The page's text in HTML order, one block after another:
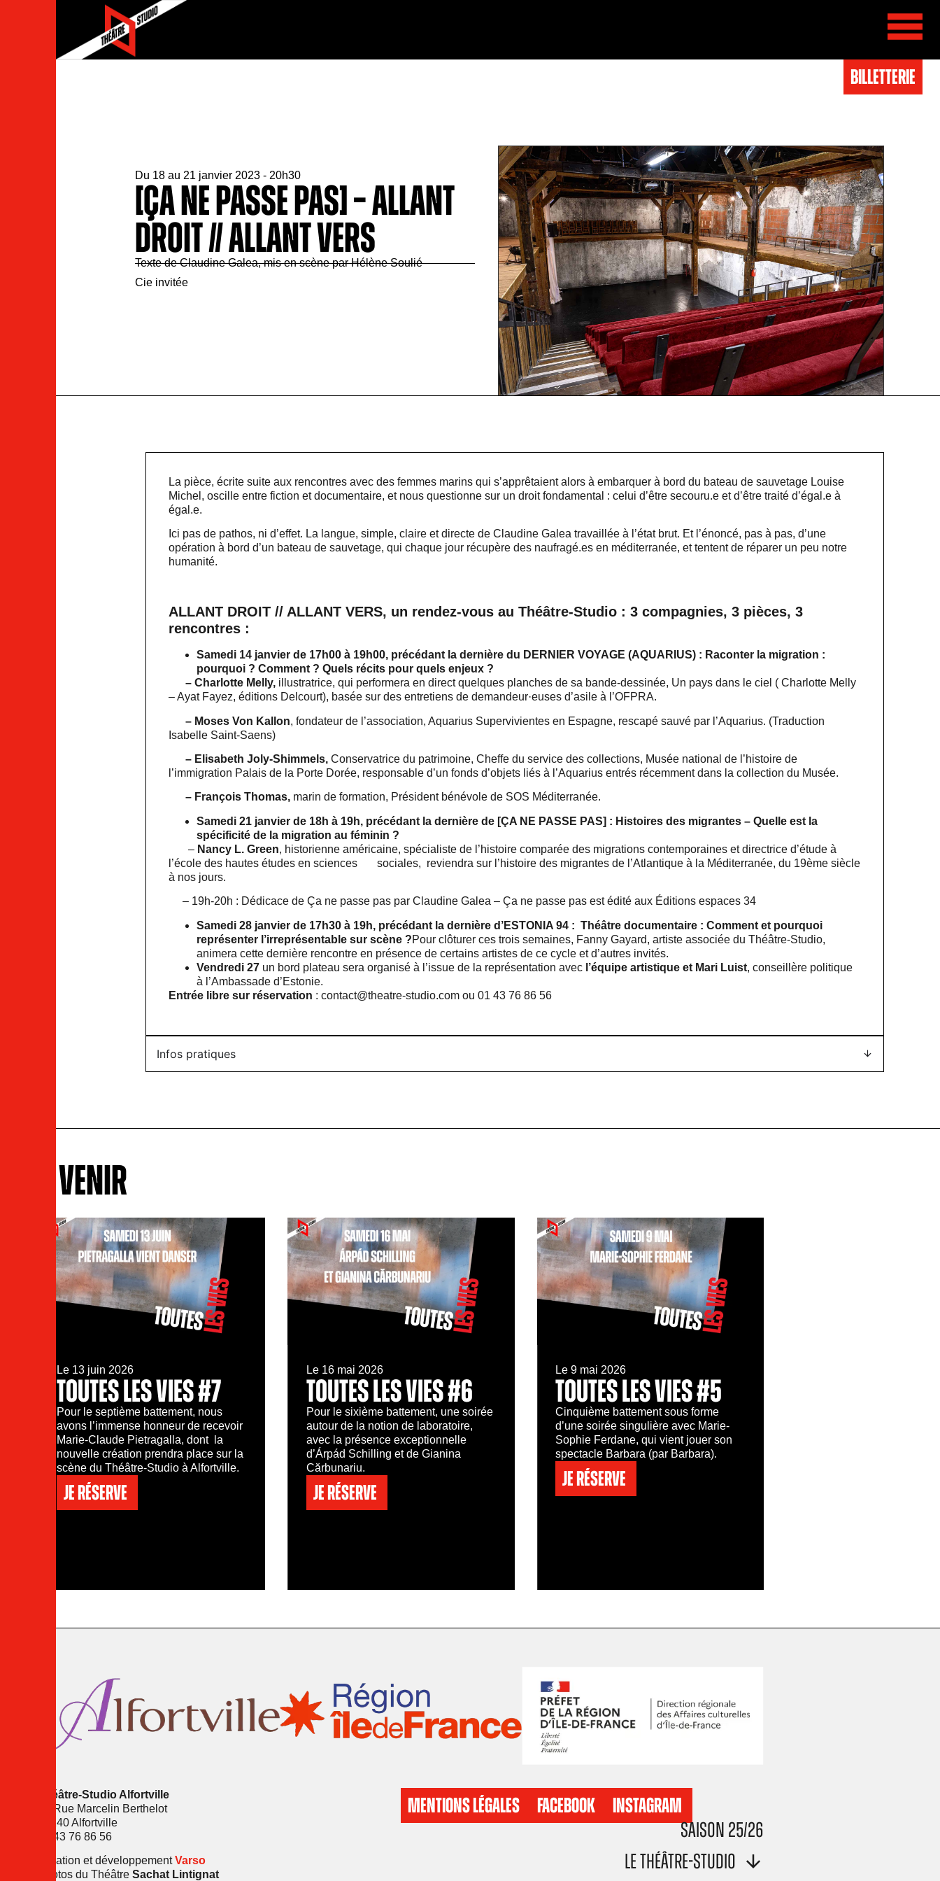
BIlletterie
Du 18 au 21 janvier 2023 - 20h30
[ÇA NE PASSE PAS] – ALLANT
DROIT // ALLANT VERS
Texte de Claudine Galea, mis en scène par Hélène Soulié
Cie invitée
La pièce, écrite suite aux rencontres avec des femmes marins qui s’apprêtaient alors à embarquer à bord du bateau de sauvetage Louise
Michel, oscille entre fiction et documentaire, et nous questionne sur un droit fondamental : celui d’être secouru.e et d’être traité d’égal.e à
égal.e.
Ici pas de pathos, ni d’effet. La langue, simple, claire et directe de Claudine Galea travaillée à l’état brut. Et l’énoncé, pas à pas, d’une
opération à bord d’un bateau de sauvetage, qui chaque jour récupère des naufragé.es en méditerranée, et tentent de réparer un peu notre
humanité.
ALLANT DROIT // ALLANT VERS, un rendez-vous au Théâtre-Studio : 3 compagnies, 3 pièces, 3
rencontres :
Samedi 14 janvier de 17h00 à 19h00, précédant la dernière du DERNIER VOYAGE (AQUARIUS) : Raconter la migration :
pourquoi ? Comment ? Quels récits pour quels enjeux ?
– Charlotte Melly, illustratrice, qui performera en direct quelques planches de sa bande-dessinée, Un pays dans le ciel ( Charlotte Melly
– Ayat Fayez, éditions Delcourt), basée sur des entretiens de demandeur·euses d’asile à l’OFPRA.
– Moses Von Kallon, fondateur de l’association, Aquarius Supervivientes en Espagne, rescapé sauvé par l’Aquarius. (Traduction
Isabelle Saint-Saens)
– Elisabeth Joly-Shimmels, Conservatrice du patrimoine, Cheffe du service des collections, Musée national de l’histoire de
l’immigration Palais de la Porte Dorée, responsable d’un fonds d’objets liés à l’Aquarius entrés récemment dans la collection du Musée.
– François Thomas, marin de formation, Président bénévole de SOS Méditerranée.
Samedi 21 janvier de 18h à 19h, précédant la dernière de [ÇA NE PASSE PAS] : Histoires des migrantes – Quelle est la
spécificité de la migration au féminin ?
– Nancy L. Green, historienne américaine, spécialiste de l’histoire comparée des migrations contemporaines et directrice d’étude à
l’école des hautes études en sciences sociales, reviendra sur l’histoire des migrantes de l’Atlantique à la Méditerranée, du 19ème siècle
à nos jours.
– 19h-20h : Dédicace de Ça ne passe pas par Claudine Galea – Ça ne passe pas est édité aux Éditions espaces 34
Samedi 28 janvier de 17h30 à 19h, précédant la dernière d’ESTONIA 94 : Théâtre documentaire : Comment et pourquoi
représenter l’irreprésentable sur scène ?Pour clôturer ces trois semaines, Fanny Gayard, artiste associée du Théâtre-Studio,
animera cette dernière rencontre en présence de certains artistes de ce cycle et d’autres invités.
Vendredi 27 un bord plateau sera organisé à l’issue de la représentation avec l’équipe artistique et Mari Luist, conseillère politique
à l’Ambassade d’Estonie.
Entrée libre sur réservation : contact@theatre-studio.com ou 01 43 76 86 56
Infos pratiques
À VENIR
Le 13 juin 2026
TOUTES LES VIES #7
Pour le septième battement, nous
avons l’immense honneur de recevoir
Marie-Claude Pietragalla, dont la
nouvelle création prendra place sur la
scène du Théâtre-Studio à Alfortville.
Je réserve
Le 16 mai 2026
TOUTES LES VIES #6
Pour le sixième battement, une soirée
autour de la notion de laboratoire,
avec la présence exceptionnelle
d’Árpád Schilling et de Gianina
Cărbunariu.
Je réserve
Le 9 mai 2026
TOUTES LES VIES #5
Cinquième battement sous forme
d’une soirée singulière avec Marie-
Sophie Ferdane, qui vient jouer son
spectacle Barbara (par Barbara).
Je réserve
Théâtre-Studio Alfortville
16 Rue Marcelin Berthelot
94140 Alfortville
01 43 76 86 56
Création et développementVarso
Photos du Théâtre Sachat Lintignat
MENTIONS LÉGALES FACEBOOK
INSTAGRAM
Saison 25/26
Le Théâtre-Studio